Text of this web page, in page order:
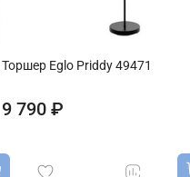
Торшер Eglo Priddy 49471
9 790 ₽